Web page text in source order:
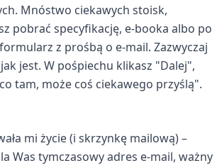
Mnóstwo ciekawych stoisk,
pobrać specyfikację, e-booka albo po
z prośbą o e-mail. Zazwyczaj
jest. W pośpiechu klikasz "Dalej",
tam, może coś ciekawego przyślą".
mi życie (i skrzynkę mailową) –
Was tymczasowy adres e-mail, ważny